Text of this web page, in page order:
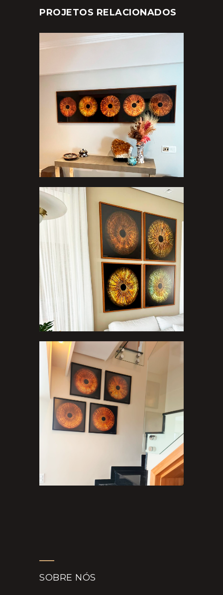
PROJETOS RELACIONADOS
SOBRE NÓS